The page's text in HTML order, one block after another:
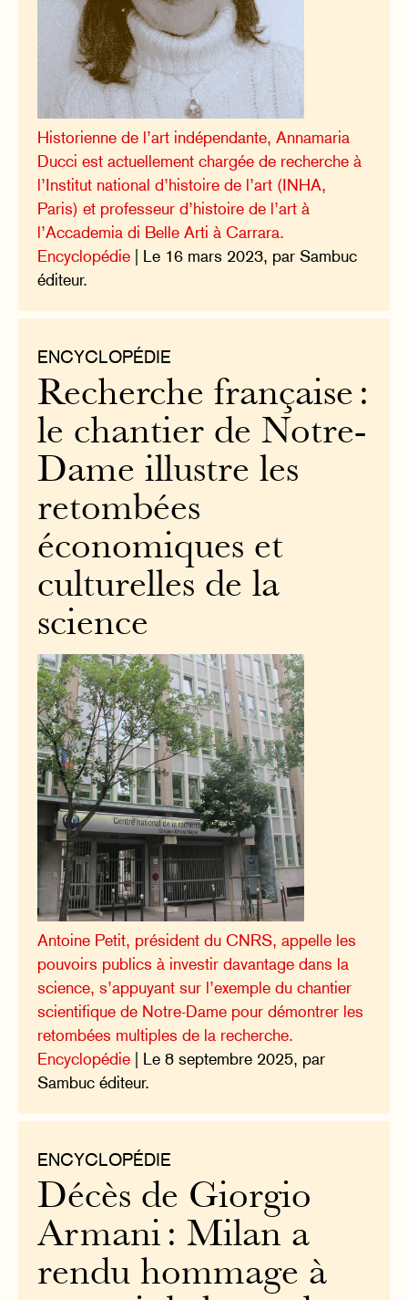
Historienne de l’art indépendante, Annamaria
Ducci est actuellement chargée de recherche à
l’Institut national d’histoire de l’art (INHA,
Paris) et professeur d’histoire de l’art à
l’Accademia di Belle Arti à Carrara.
Encyclopédie | Le 16 mars 2023, par Sambuc
éditeur.
ENCYCLOPÉDIE
Recherche française :
le chantier de Notre-
Dame illustre les
retombées
économiques et
culturelles de la
science
Antoine Petit, président du CNRS, appelle les
pouvoirs publics à investir davantage dans la
science, s’appuyant sur l’exemple du chantier
scientifique de Notre-Dame pour démontrer les
retombées multiples de la recherche.
Encyclopédie | Le 8 septembre 2025, par
Sambuc éditeur.
ENCYCLOPÉDIE
Décès de Giorgio
Armani : Milan a
rendu hommage à